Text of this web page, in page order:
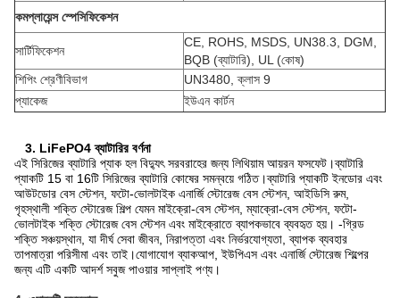
কমপ্লায়েন্স স্পেসিফিকেশন
সার্টিফিকেশন
CE, ROHS, MSDS, UN38.3, DGM,
BQB (ব্যাটারি), UL (কোষ)
শিপিং শ্রেণীবিভাগ
UN3480, ক্লাস 9
প্যাকেজ
ইউএন কার্টন
3. LiFePO4 ব্যাটারির বর্ণনা
এই সিরিজের ব্যাটারি প্যাক হল বিদ্যুৎ সরবরাহের জন্য লিথিয়াম আয়রন ফসফেট।ব্যাটারি
প্যাকটি 15 বা 16টি সিরিজের ব্যাটারি কোষের সমন্বয়ে গঠিত।ব্যাটারি প্যাকটি ইনডোর এবং
আউটডোর বেস স্টেশন, ফটো-ভোলটাইক এনার্জি স্টোরেজ বেস স্টেশন, আইডিসি রুম,
গৃহস্থালী শক্তি স্টোরেজ শিল্প যেমন মাইক্রো-বেস স্টেশন, ম্যাক্রো-বেস স্টেশন, ফটো-
ভোলটাইক শক্তি স্টোরেজ বেস স্টেশন এবং মাইক্রোতে ব্যাপকভাবে ব্যবহৃত হয়। -গ্রিড
শক্তি সঞ্চয়স্থান, যা দীর্ঘ সেবা জীবন, নিরাপত্তা এবং নির্ভরযোগ্যতা, ব্যাপক ব্যবহার
তাপমাত্রা পরিসীমা এবং তাই।যোগাযোগ ব্যাকআপ, ইউপিএস এবং এনার্জি স্টোরেজ শিল্পের
জন্য এটি একটি আদর্শ সবুজ পাওয়ার সাপ্লাই পণ্য।